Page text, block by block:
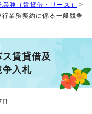
務（賃貸借・リース）
>
業務契約に係る一般競争
賃貸借及
入札